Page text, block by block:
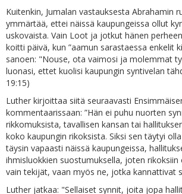
Kuitenkin, Jumalan vastauksesta Abrahamin
ymmärtää, ettei näissä kaupungeissa ollut
uskovaista. Vain Loot ja jotkut hänen
koitti päivä, kun ”aamun sarastaessa enkelit
sanoen: "Nouse, ota vaimosi ja molemmat
luonasi, ettet kuolisi kaupungin syntivelan
19:15)
Luther kirjoittaa siitä seuraavasti
kommentaarissaan: ”Hän ei puhu nuorten
rikkomuksista, tavallisen kansan tai
koko kaupungin rikoksista. Siksi sen täytyi
täysin vapaasti näissä kaupungeissa,
ihmisluokkien suostumuksella, joten
vain tekijät, vaan myös ne, jotka kannattivat
Luther jatkaa: "Sellaiset synnit, joita jopa